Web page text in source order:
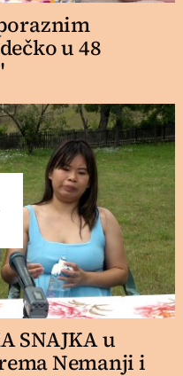
u 48
SNAJKA u
Nemanji i